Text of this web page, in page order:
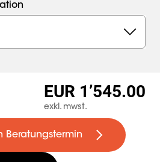
EUR 1’545.00
exkl. mwst.
Beratungstermin